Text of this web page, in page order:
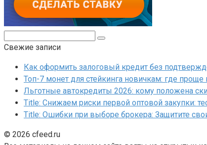
Свежие записи
Как оформить залоговый кредит без
Топ-7 монет для стейкинга новичкам: где проще
Льготные автокредиты 2026: кому положена
Title: Снижаем риски первой оптовой закупки:
Title: Ошибки при выборе брокера: Защитите
© 2026 cfeed.ru